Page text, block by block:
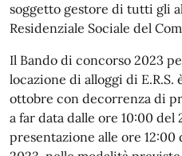
soggetto gestore di tutti gli
Residenziale Sociale del
Il Bando di concorso 2023
locazione di alloggi di E.R.S.
ottobre con decorrenza di
a far data dalle ore 10:00
presentazione alle ore